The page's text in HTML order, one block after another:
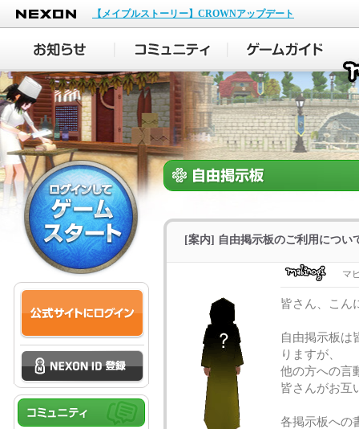
NEXON
【メイプルストーリー】CROWNアップデート
[案内] 自由掲示板のご利用につい
マ
皆さん、こん
自由掲示板は
りますが、
他の方への言
皆さんがお互
各掲示板への